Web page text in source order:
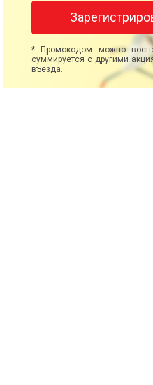
* Промокодом можно
суммируется с другими
въезда.